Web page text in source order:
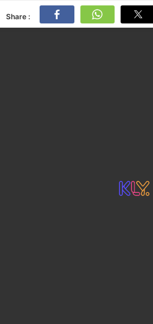
Share :